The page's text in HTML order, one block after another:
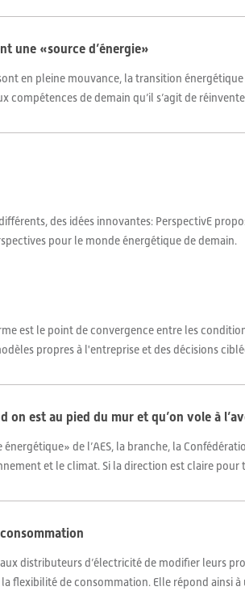
une «source d’énergie»
en pleine mouvance, la transition
compétences de demain qu’il s’agit de
des idées innovantes: PerspectivE
pour le monde énergétique de demain.
est le point de convergence entre les
propres à l'entreprise et des décisions
est au pied du mur et qu’on vole à
énergétique» de l’AES, la branche, la
et le climat. Si la direction est claire
distributeurs d’électricité de modifier leurs
flexibilité de consommation. Elle répond ainsi